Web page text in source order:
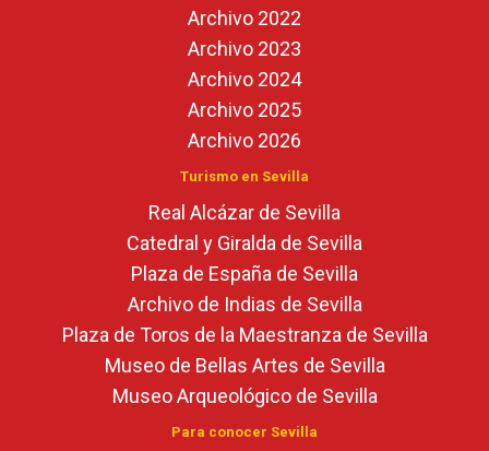
Archivo 2022
Archivo 2023
Archivo 2024
Archivo 2025
Archivo 2026
Turismo en Sevilla
Real Alcázar de Sevilla
Catedral y Giralda de Sevilla
Plaza de España de Sevilla
Archivo de Indias de Sevilla
Plaza de Toros de la Maestranza de Sevilla
Museo de Bellas Artes de Sevilla
Museo Arqueológico de Sevilla
Para conocer Sevilla